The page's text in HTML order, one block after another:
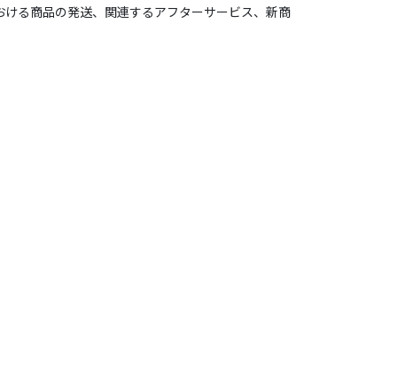
る商品の発送、関連するアフターサービス、新商